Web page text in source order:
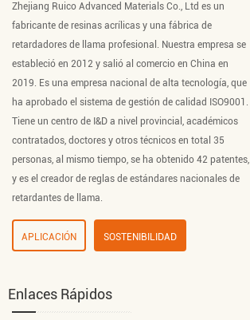
Zhejiang Ruico Advanced Materials Co., Ltd es un
fabricante de resinas acrílicas y una fábrica de
retardadores de llama profesional. Nuestra empresa se
estableció en 2012 y salió al comercio en China en
2019. Es una empresa nacional de alta tecnología, que
ha aprobado el sistema de gestión de calidad ISO9001.
Tiene un centro de I&D a nivel provincial, académicos
contratados, doctores y otros técnicos en total 35
personas, al mismo tiempo, se ha obtenido 42 patentes,
y es el creador de reglas de estándares nacionales de
retardantes de llama.
APLICACIÓN SOSTENIBILIDAD
Enlaces Rápidos